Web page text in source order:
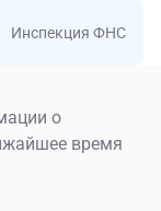
Инспекция ФНС
о
время